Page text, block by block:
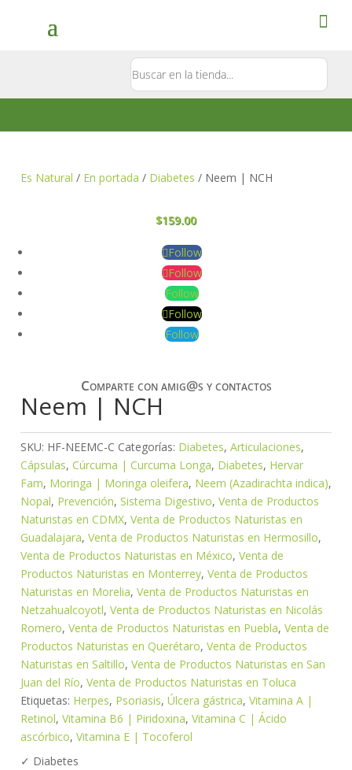
Es Natural / En portada / Diabetes / Neem | NCH
$159.00
Follow
Follow
Follow
Follow
Follow
Comparte con amig@s y contactos
Neem | NCH
SKU: HF-NEEMC-C Categorías: Diabetes, Articulaciones,
Cápsulas, Cúrcuma | Curcuma Longa, Diabetes, Hervar
Fam, Moringa | Moringa oleifera, Neem (Azadirachta indica),
Nopal, Prevención, Sistema Digestivo, Venta de Productos
Naturistas en CDMX, Venta de Productos Naturistas en
Guadalajara, Venta de Productos Naturistas en Hermosillo,
Venta de Productos Naturistas en México, Venta de
Productos Naturistas en Monterrey, Venta de Productos
Naturistas en Morelia, Venta de Productos Naturistas en
Netzahualcoyotl, Venta de Productos Naturistas en Nicolás
Romero, Venta de Productos Naturistas en Puebla, Venta de
Productos Naturistas en Querétaro, Venta de Productos
Naturistas en Saltillo, Venta de Productos Naturistas en San
Juan del Río, Venta de Productos Naturistas en Toluca
Etiquetas: Herpes, Psoriasis, Úlcera gástrica, Vitamina A |
Retinol, Vitamina B6 | Piridoxina, Vitamina C | Ácido
ascórbico, Vitamina E | Tocoferol
✓ Diabetes